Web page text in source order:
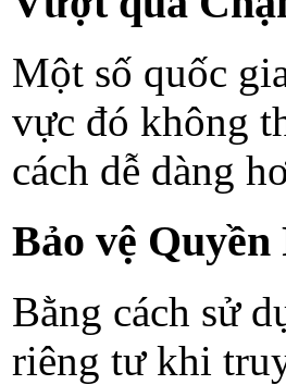
Một số quốc
vực đó không
cách dễ dàng
Bảo vệ
Bằng cách sử
riêng tư khi